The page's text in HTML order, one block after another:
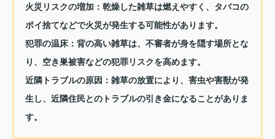
火災リスクの増加： 乾燥した雑草は燃えやすく、タバコの
ポイ捨てなどで火災が発生する可能性があります。
犯罪の温床： 背の高い雑草は、不審者が身を隠す場所とな
り、空き巣被害などの犯罪リスクを高めます。
近隣トラブルの原因： 雑草の放置により、害虫や害獣が発
生し、近隣住民とのトラブルの引き金になることがありま
す。